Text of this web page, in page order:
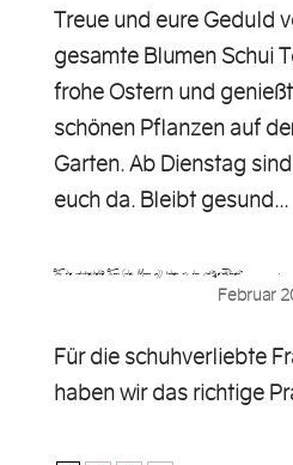
Treue und eure Geduld
gesamte Blumen Schui
frohe Ostern und
schönen Pflanzen auf
Garten. Ab Dienstag
euch da. Bleibt gesund...
Für die schuhverliebte Frau (oder Mann ;-)) haben wir das richtige Präsent…….
Februar
Für die schuhverliebte
haben wir das richtige